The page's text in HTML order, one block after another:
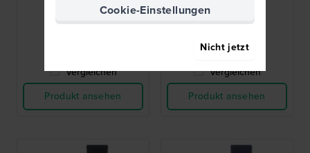
73,00 €
Vergleichen
Produkt ansehen
58,00 €
● Auf Lager
Vergleichen
Produkt ansehen
Cookie-Einstellungen
Nicht jetzt